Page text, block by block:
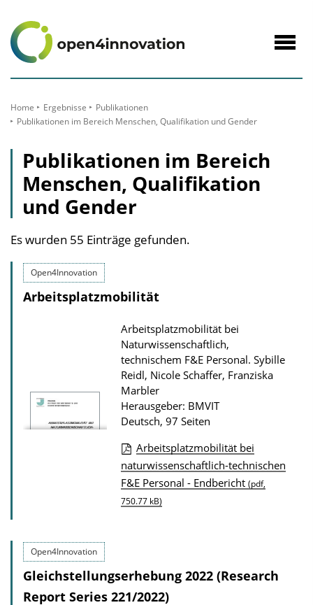
Inhalt
Home Ergebnisse
Publikationen
Publikationen im Bereich Menschen, Qualifikation und Gender
Publikationen im Bereich
Menschen, Qualifikation
und Gender
Es wurden 55 Einträge gefunden.
Open4Innovation
Arbeitsplatzmobilität
Arbeitsplatzmobilität bei
Naturwissenschaftlich,
technischem F&E Personal. Sybille
Reidl, Nicole Schaffer, Franziska
Marbler
Herausgeber: BMVIT
Deutsch, 97 Seiten
D
o
w
a
d
Arbeitsplatzmobilität bei
naturwissenschaftlich-technischen
F&E Personal - Endbericht (pdf,
750.77 kB)
Open4Innovation
Gleichstellungserhebung 2022 (Research
Report Series 221/2022)